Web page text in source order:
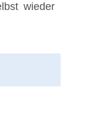
wieder